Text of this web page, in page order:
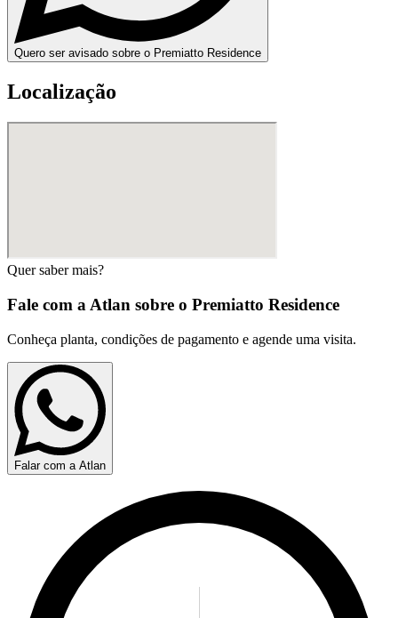
Quero ser avisado sobre o Premiatto Residence
Localização
Quer saber mais?
Fale com a Atlan sobre o Premiatto Residence
Conheça planta, condições de pagamento e agende uma visita.
Falar com a Atlan